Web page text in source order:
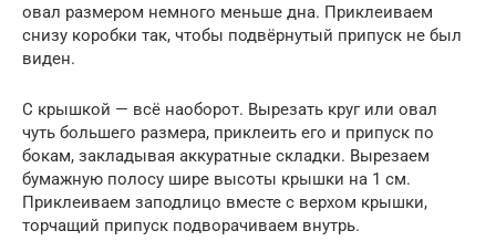
овал размером немного меньше дна. Приклеиваем
снизу коробки так, чтобы подвёрнутый припуск не был
виден.
С крышкой — всё наоборот. Вырезать круг или овал
чуть большего размера, приклеить его и припуск по
бокам, закладывая аккуратные складки. Вырезаем
бумажную полосу шире высоты крышки на 1 см.
Приклеиваем заподлицо вместе с верхом крышки,
торчащий припуск подворачиваем внутрь.